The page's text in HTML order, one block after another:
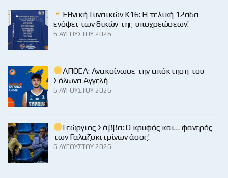
Εθνική Γυναικών Κ16: Η τελική 12αδα
ενόψει των δικών της υποχρεώσεων!
6 ΑΥΓΟΎΣΤΟΥ 2026
ΑΠΟΕΛ: Ανακοίνωσε την απόκτηση του
Σόλωνα Αγγελή
6 ΑΥΓΟΎΣΤΟΥ 2026
Γεώργιος Σάββα: Ο κρυφός και… φανερός
των Γαλαζοκιτρίνων άσος!
6 ΑΥΓΟΎΣΤΟΥ 2026